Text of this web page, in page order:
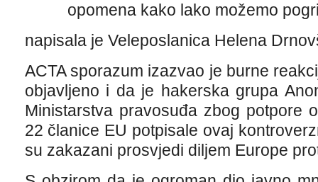
opomena kako lako možemo
napisala je Veleposlanica Helena
ACTA sporazum izazvao je burne
objavljeno i da je hakerska grupa
Ministarstva pravosuđa zbog potpore
22 članice EU potpisale ovaj
su zakazani prosvjedi diljem Europe